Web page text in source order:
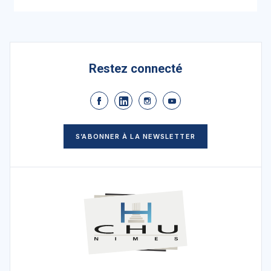
Restez connecté
S’ABONNER À LA NEWSLETTER